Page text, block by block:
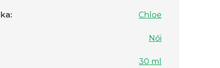
: Chloe
Női
30 ml